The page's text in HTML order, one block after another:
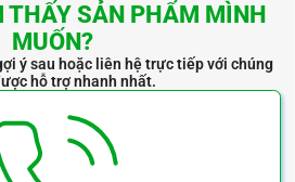
⊕ 2 x 100mm 6
⊕ 2 x 125mm 6
⊕ 3 x 150mm
THẤY SẢN PHẨM MÌNH
MUỐN?
ý sau hoặc liên hệ trực tiếp với chúng
hỗ trợ nhanh nhất.